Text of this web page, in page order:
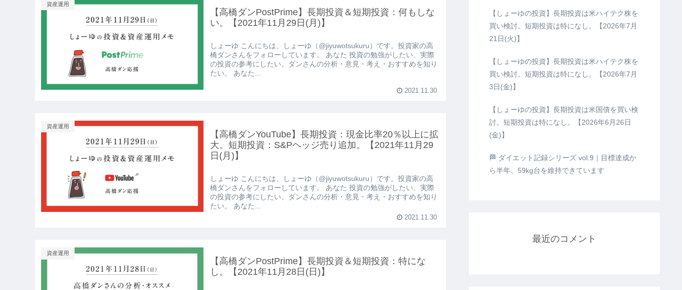
資産運用
【高橋ダンPostPrime】長期投資＆短期投資：何もしな
い。【2021年11月29日(月)】
しょーゆ こんにちは、しょーゆ（@jiyuwotsukuru）です。投資家の高
橋ダンさんをフォローしています。 あなた 投資の勉強がしたい、実際
の投資の参考にしたい。ダンさんの分析・意見・考え・おすすめを知り
たい。 あなた...
2021.11.30
資産運用
【高橋ダンYouTube】長期投資：現金比率20％以上に拡
大。短期投資：S&Pヘッジ売り追加。【2021年11月29
日(月)】
しょーゆ こんにちは、しょーゆ（@jiyuwotsukuru）です。投資家の高
橋ダンさんをフォローしています。 あなた 投資の勉強がしたい、実際
の投資の参考にしたい。ダンさんの分析・意見・考え・おすすめを知り
たい。 あなた...
2021.11.30
資産運用
【高橋ダンPostPrime】長期投資＆短期投資：特にな
し。【2021年11月28日(日)】
【しょーゆの投資】長期投資は米ハイテク株を
買い検討。短期投資は特になし。【2026年7月
21日(火)】
【しょーゆの投資】長期投資は米ハイテク株を
買い検討。短期投資は特になし。【2026年7月
3日(金)】
【しょーゆの投資】長期投資は米国債を買い検
討。短期投資は特になし。【2026年6月26日
(金)】
🏁 ダイエット記録シリーズ vol.9｜目標達成か
ら半年、59kg台を維持できています
最近のコメント